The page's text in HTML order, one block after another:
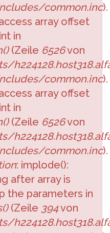
common.inc).
array offset
in
(Zeile 6526von
common.inc).
array offset
in
(Zeile 6526von
common.inc).
: implode():
after array is
the parameters in
(Zeile 394von